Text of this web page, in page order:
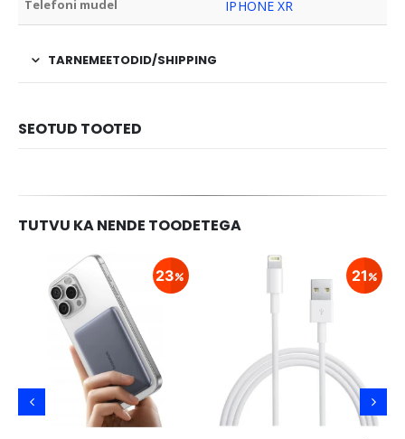
Telefoni mudel IPHONE XR
TARNEMEETODID/SHIPPING
SEOTUD TOOTED
TUTVU KA NENDE TOODETEGA
23 21